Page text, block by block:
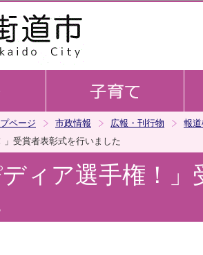
ページ 市政情報 広報・刊行物
報
」受賞者表彰式を行いました
ディア選手権！